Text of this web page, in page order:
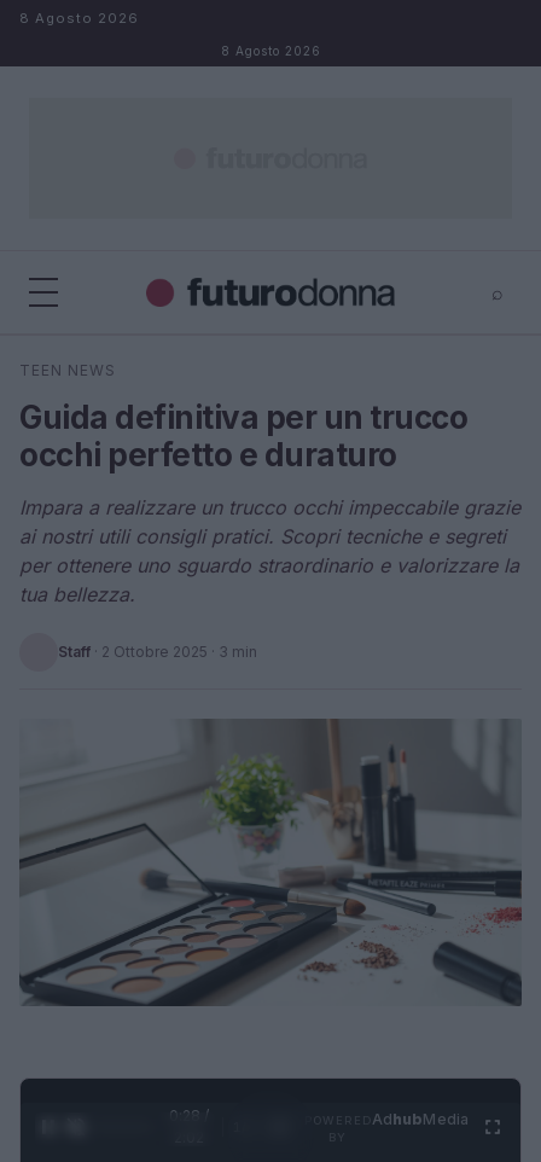
Salta al contenuto
8 Agosto 2026
8 Agosto 2026
⌕
Cerca
TEEN NEWS
Guida definitiva per un trucco
occhi perfetto e duraturo
Impara a realizzare un trucco occhi impeccabile grazie
ai nostri utili consigli pratici. Scopri tecniche e segreti
per ottenere uno sguardo straordinario e valorizzare la
tua bellezza.
Staff · 2 Ottobre 2025 · 3 min
0:29 /
AdhubMedia